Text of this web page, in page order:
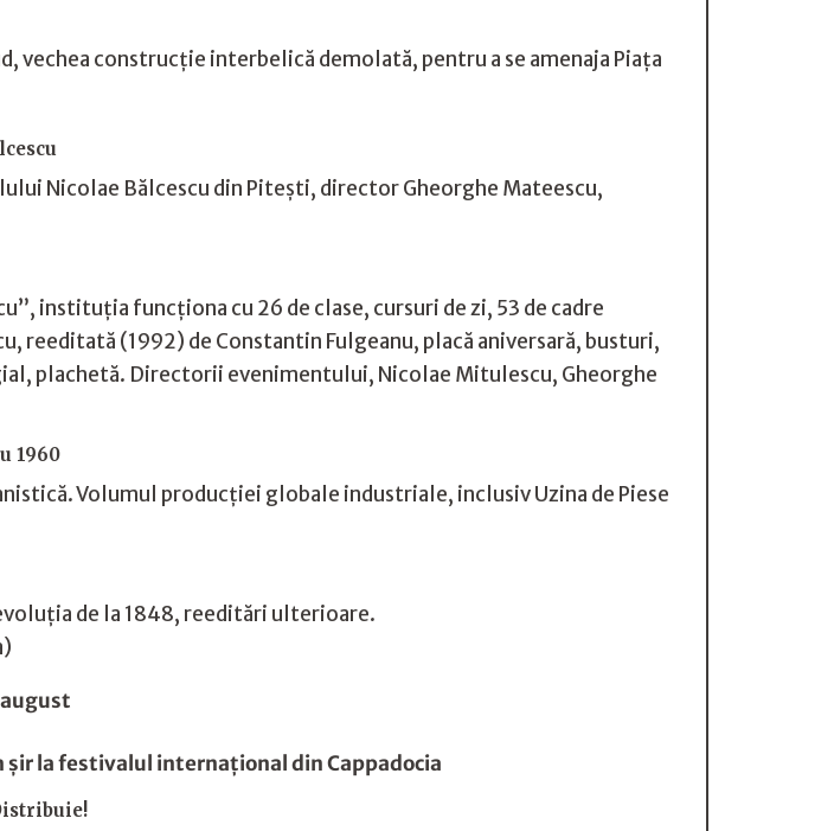
vechea construcție interbelică demolată, pentru a se amenaja Piața
Nicolae Bălcescu din Pitești, director Gheorghe Mateescu,
instituția funcționa cu 26 de clase, cursuri de zi, 53 de cadre
reeditată (1992) de Constantin Fulgeanu, placă aniversară, busturi,
plachetă. Directorii evenimentului, Nicolae Mitulescu, Gheorghe
1960
Volumul producției globale industriale, inclusiv Uzina de Piese
de la 1848, reeditări ulterioare.
la festivalul internațional din Cappadocia